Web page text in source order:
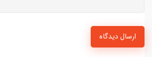
ارسال دیدگاه